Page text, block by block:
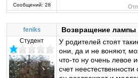
Сообщений: 28
feniks Возвращение лампы
Студент
У родителей стоят
они, да и не воняют,
что-то ну очень левое
счет